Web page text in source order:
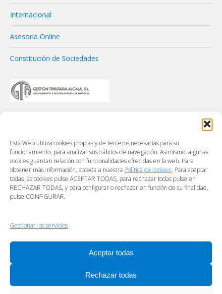
Esta Web utiliza cookies propias y de terceros necesarias para su
funcionamiento, para analizar sus hábitos de navegación. Asimismo, algunas
cookies guardan relación con funcionalidades ofrecidas en la web. Para
obtener más información, acceda a nuestra Política de cookies. Para aceptar
todas las cookies pulse ACEPTAR TODAS, para rechazar todas pulse en
RECHAZAR TODAS, y para configurar o rechazar en función de su finalidad,
pulse CONFIGURAR.
Gestionar los servicios
Aceptar todas
Rechazar todas
Internacional
Asesoría Online
Constitución de Sociedades